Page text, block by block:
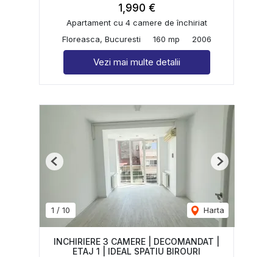
1,990 €
Apartament cu 4 camere de închiriat
Floreasca, Bucuresti
160 mp 2006
Vezi mai multe detalii
1 / 10 Harta
Previous Next
INCHIRIERE 3 CAMERE | DECOMANDAT |
ETAJ 1 | IDEAL SPATIU BIROURI